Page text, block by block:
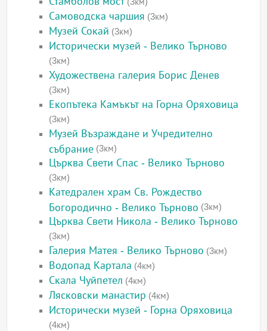
Самоводска чаршия (3км)
Музей Сокай (3км)
Исторически музей - Велико Търново
(3км)
Художествена галерия Борис Денев
(3км)
Екопътека Камъкът на Горна Оряховица
(3км)
Музей Възраждане и Учредително
събрание (3км)
Църква Свети Спас - Велико Търново
(3км)
Катедрален храм Св. Рождество
Богородично - Велико Търново (3км)
Църква Свети Никола - Велико Търново
(3км)
Галерия Матея - Велико Търново (3км)
Водопад Картала (4км)
Скала Чуйпетел (4км)
Лясковски манастир (4км)
Исторически музей - Горна Оряховица
(4км)